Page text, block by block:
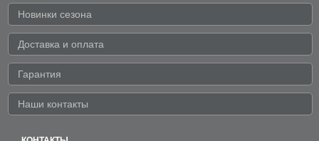
Новинки сезона
Доставка и оплата
Гарантия
Наши контакты